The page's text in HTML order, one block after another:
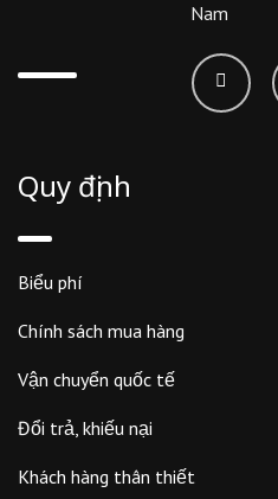
Nam
Quy định
Biểu phí
Chính sách mua hàng
Vận chuyển quốc tế
Đổi trả, khiếu nại
Khách hàng thân thiết